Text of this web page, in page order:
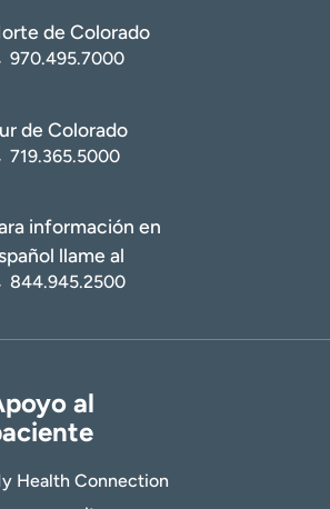
de Colorado
970.495.7000
de Colorado
719.365.5000
información en
llame al
844.945.2500
al
Health Connection